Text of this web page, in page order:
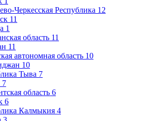
Черкесская Республика 12
11
1
область 11
11
автономная область 10
10
Тыва 7
7
область 6
6
Калмыкия 4